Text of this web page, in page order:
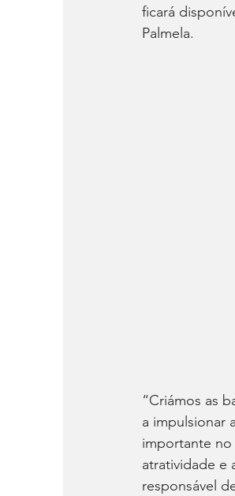
ficará
Palmela.
“Criámos as
a impulsionar
importante no
atratividade e
responsável